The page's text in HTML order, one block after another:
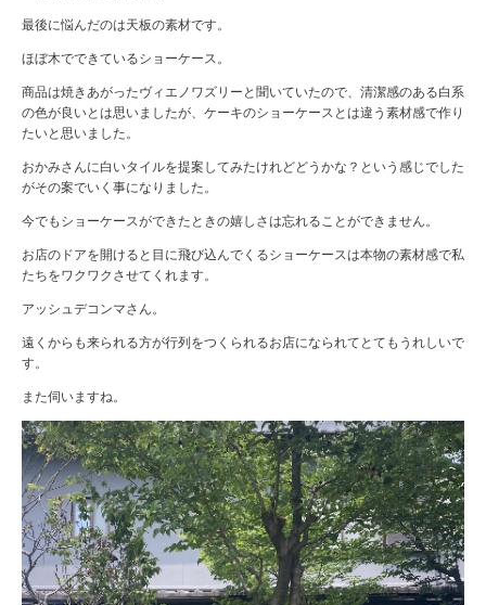
最後に悩んだのは天板の素材です。
ほぼ木でできているショーケース。
商品は焼きあがったヴィエノワズリーと聞いていたので、清潔感のある白系
の色が良いとは思いましたが、ケーキのショーケースとは違う素材感で作り
たいと思いました。
おかみさんに白いタイルを提案してみたけれどどうかな？という感じでした
がその案でいく事になりました。
今でもショーケースができたときの嬉しさは忘れることができません。
お店のドアを開けると目に飛び込んでくるショーケースは本物の素材感で私
たちをワクワクさせてくれます。
アッシュデコンマさん。
遠くからも来られる方が行列をつくられるお店になられてとてもうれしいで
す。
また伺いますね。